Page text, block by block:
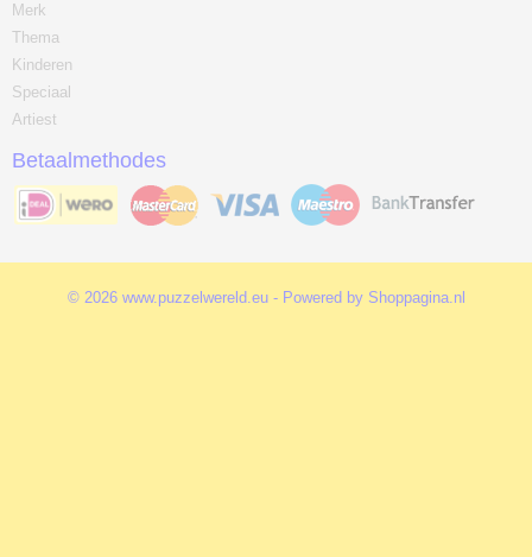
Merk
Thema
Kinderen
Speciaal
Artiest
Betaalmethodes
© 2026 www.puzzelwereld.eu - Powered by Shoppagina.nl